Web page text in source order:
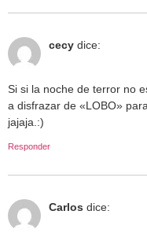
cecy dice:
Si si la noche de terror no
a disfrazar de «LOBO»
jajaja.:)
Responder
Carlos dice: